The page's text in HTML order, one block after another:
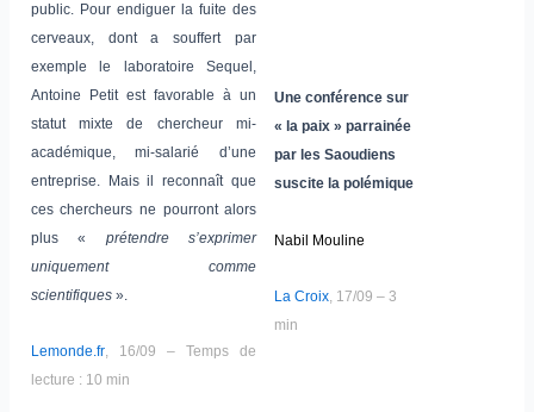
public. Pour endiguer la fuite des
cerveaux, dont a souffert par
exemple le laboratoire Sequel,
Antoine Petit est favorable à un
statut mixte de chercheur mi-
académique, mi-salarié d’une
entreprise. Mais il reconnaît que
ces chercheurs ne pourront alors
plus « prétendre s’exprimer
uniquement comme
scientifiques».
Lemonde.fr, 16/09 – Temps de
lecture : 10 min
Une conférence sur
« la paix » parrainée
par les Saoudiens
suscite la polémique
Nabil Mouline
La Croix, 17/09 – 3
min